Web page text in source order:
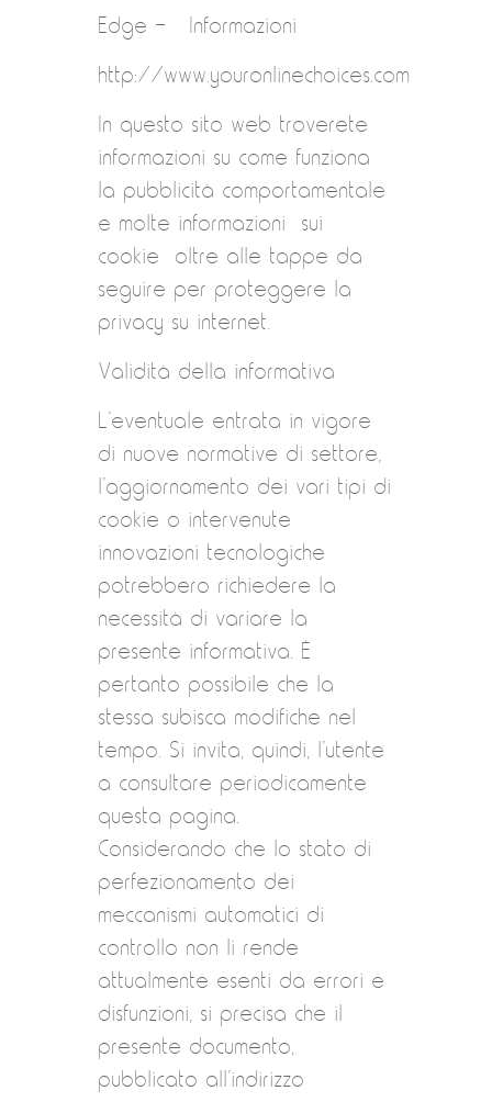
Edge – Informazioni
http://www.youronlinechoices.com
In questo sito web troverete
informazioni su come funziona
la pubblicità comportamentale
e molte informazioni sui
cookie oltre alle tappe da
seguire per proteggere la
privacy su internet.
Validità della informativa
L’eventuale entrata in vigore
di nuove normative di settore,
l’aggiornamento dei vari tipi di
cookie o intervenute
innovazioni tecnologiche
potrebbero richiedere la
necessità di variare la
presente informativa. È
pertanto possibile che la
stessa subisca modifiche nel
tempo. Si invita, quindi, l’utente
a consultare periodicamente
questa pagina.
Considerando che lo stato di
perfezionamento dei
meccanismi automatici di
controllo non li rende
attualmente esenti da errori e
disfunzioni, si precisa che il
presente documento,
pubblicato all’indirizzo